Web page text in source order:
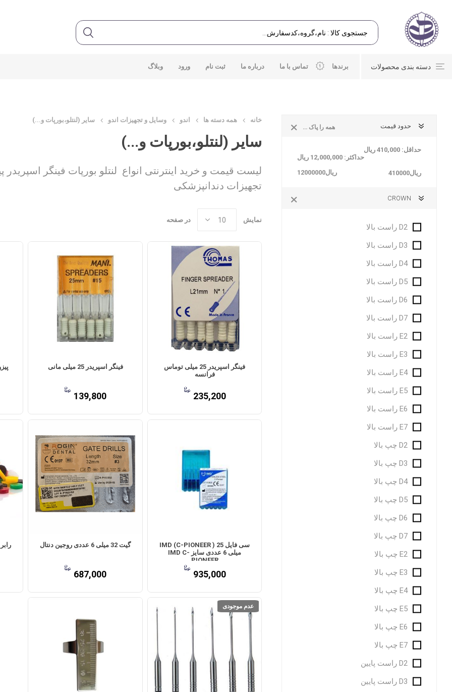
دسته بندی محصولات برندها تماس با ما درباره ما ثبت نام ورود وبلاگ
خانه همه دسته ها اندو وسایل و تجهیزات اندو سایر (لنتلو،بورپات و...)
سایر (لنتلو،بورپات و...)
لیست قیمت و خرید اینترنتی انواع لنتلو بورپات فینگر اسپریدر
تجهیزات دندانپزشکی
نمایش در صفحه
فینگر اسپریدر 25 میلی توماس
فرانسه
235,200
فینگر اسپریدر 25 میلی مانی
139,800
سی فایل IMD (C-PIONEER ) 25
میلی 6 عددی سایز IMD C-
PIONEER
935,000
گیت 32 میلی 6 عددی روجین دنتال
687,000
عدم موجودی
همه را پاک کن حدود قیمت
حداقل: 410,000 ریال
حداکثر: 12,000,000 ریال
ريال410000 ريال12000000
CROWN
D2 راست بالا
D3 راست بالا
D4 راست بالا
D5 راست بالا
D6 راست بالا
D7 راست بالا
E2 راست بالا
E3 راست بالا
E4 راست بالا
E5 راست بالا
E6 راست بالا
E7 راست بالا
D2 چپ بالا
D3 چپ بالا
D4 چپ بالا
D5 چپ بالا
D6 چپ بالا
D7 چپ بالا
E2 چپ بالا
E3 چپ بالا
E4 چپ بالا
E5 چپ بالا
E6 چپ بالا
E7 چپ بالا
D2 راست پایین
D3 راست پایین